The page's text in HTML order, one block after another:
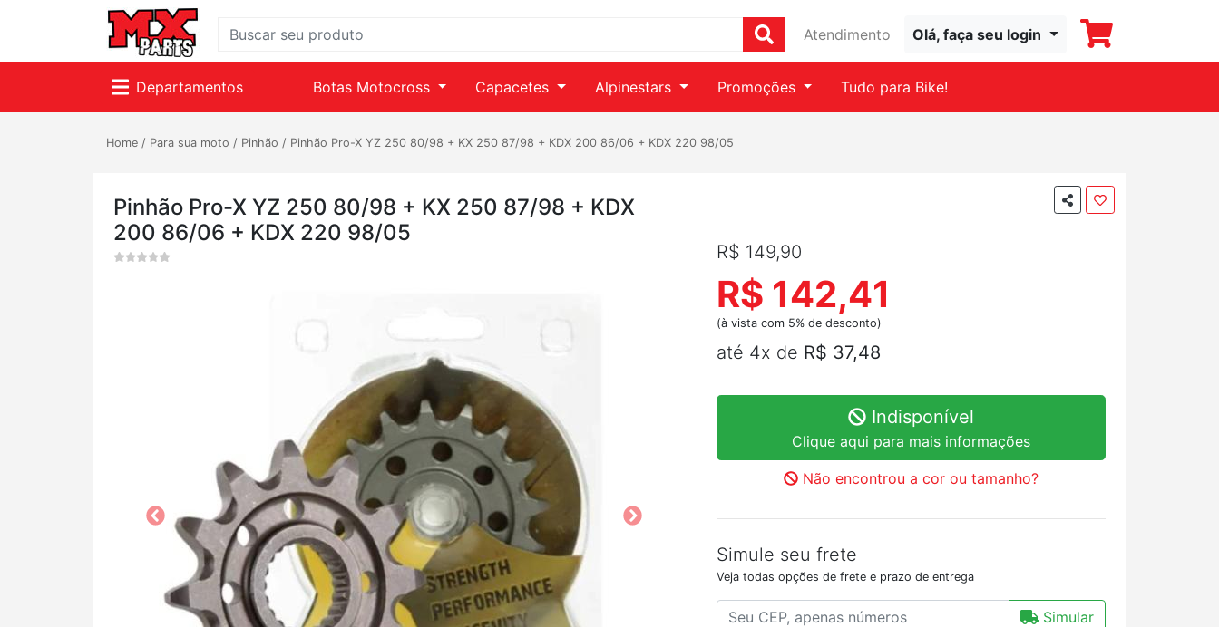
Atendimento Olá, faça seu login
Departamentos Botas Motocross Capacetes Alpinestars Promoções Tudo para Bike!
Home / Para sua moto / Pinhão / Pinhão Pro-X YZ 250 80/98 + KX 250 87/98 + KDX 200 86/06 + KDX 220 98/05
Pinhão Pro-X YZ 250 80/98 + KX 250 87/98 + KDX
200 86/06 + KDX 220 98/05
R$ 149,90
R$ 142,41
(à vista com 5% de desconto)
até 4x de R$ 37,48
Indisponível
Clique aqui para mais informações
Não encontrou a cor ou tamanho?
Simule seu frete
Veja todas opções de frete e prazo de entrega
Simular